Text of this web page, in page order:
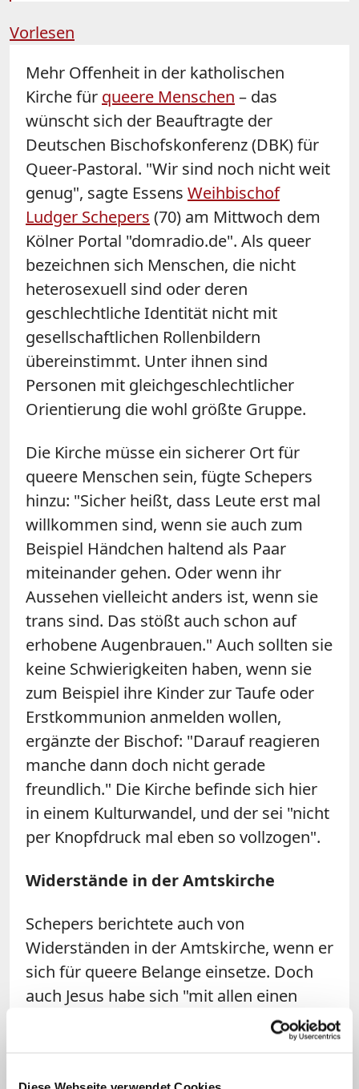
Diese Webseite verwendet Cookies
Vorlesen
Mehr Offenheit in der katholischen
Kirche für queere Menschen – das
wünscht sich der Beauftragte der
Deutschen Bischofskonferenz (DBK) für
Queer-Pastoral. "Wir sind noch nicht weit
genug", sagte Essens Weihbischof
Ludger Schepers (70) am Mittwoch dem
Kölner Portal "domradio.de". Als queer
bezeichnen sich Menschen, die nicht
heterosexuell sind oder deren
geschlechtliche Identität nicht mit
gesellschaftlichen Rollenbildern
übereinstimmt. Unter ihnen sind
Personen mit gleichgeschlechtlicher
Orientierung die wohl größte Gruppe.
Die Kirche müsse ein sicherer Ort für
queere Menschen sein, fügte Schepers
hinzu: "Sicher heißt, dass Leute erst mal
willkommen sind, wenn sie auch zum
Beispiel Händchen haltend als Paar
miteinander gehen. Oder wenn ihr
Aussehen vielleicht anders ist, wenn sie
trans sind. Das stößt auch schon auf
erhobene Augenbrauen." Auch sollten sie
keine Schwierigkeiten haben, wenn sie
zum Beispiel ihre Kinder zur Taufe oder
Erstkommunion anmelden wollen,
ergänzte der Bischof: "Darauf reagieren
manche dann doch nicht gerade
freundlich." Die Kirche befinde sich hier
in einem Kulturwandel, und der sei "nicht
per Knopfdruck mal eben so vollzogen".
Widerstände in der Amtskirche
Schepers berichtete auch von
Widerständen in der Amtskirche, wenn er
sich für queere Belange einsetze. Doch
auch Jesus habe sich "mit allen einen
Tisch gesetzt und sich gerade um die
gekümmert, um die sich die anderen